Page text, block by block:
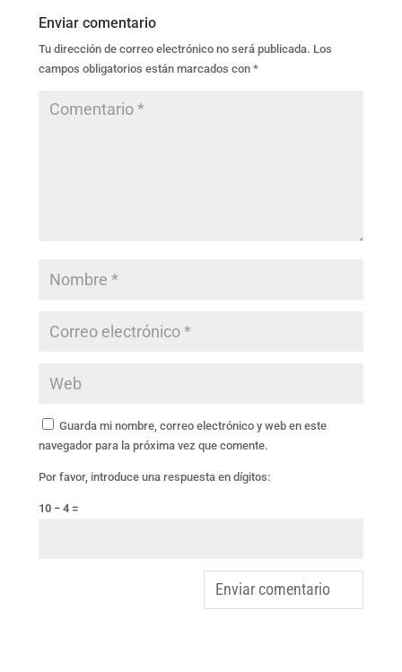
Enviar comentario
Tu dirección de correo electrónico no será publicada. Los
campos obligatorios están marcados con *
Guarda mi nombre, correo electrónico y web en este
navegador para la próxima vez que comente.
Por favor, introduce una respuesta en dígitos:
10 − 4 =